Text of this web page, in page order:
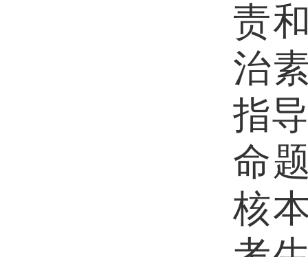
责
治
指
命
核